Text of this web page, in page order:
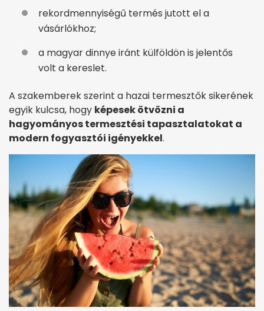
rekordmennyiségű termés jutott el a
vásárlókhoz;
a magyar dinnye iránt külföldön is jelentős
volt a kereslet.
A szakemberek szerint a hazai termesztők sikerének
egyik kulcsa, hogy képesek ötvözni a
hagyományos termesztési tapasztalatokat a
modern fogyasztói igényekkel.